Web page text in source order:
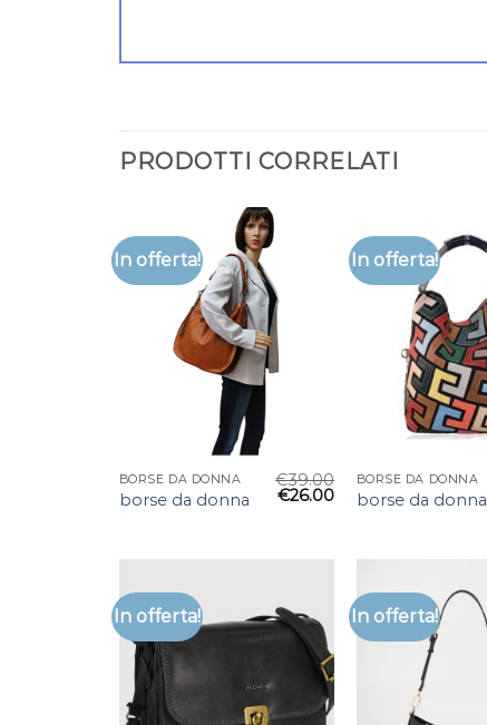
PRODOTTI CORRELATI
In offerta!
BORSE DA DONNA
borse da donna
€39.00
€26.00
In offerta!
BORSE DA DONNA
borse da donna
In offerta! In offerta!